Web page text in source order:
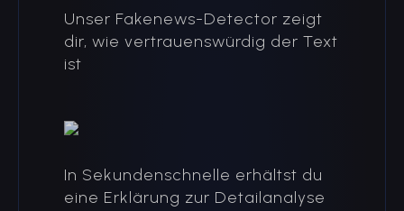
Unser Fakenews-Detector zeigt
dir, wie vertrauenswürdig der Text
ist
In Sekundenschnelle erhältst du
eine Erklärung zur Detailanalyse